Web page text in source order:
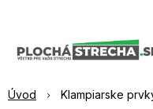
Úvod Klampiarske